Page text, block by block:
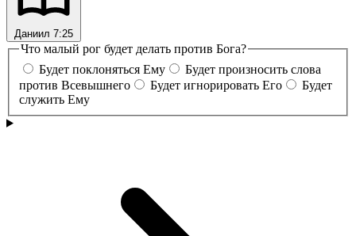
Даниил 7:25
Что малый рог будет делать против Бога?
Будет поклоняться Ему
Будет произносить слова
против Всевышнего
Будет игнорировать Его
Будет
служить Ему